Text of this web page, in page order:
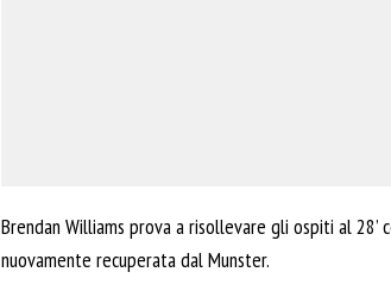
Brendan Williams prova a risollevare gli ospiti al 28’
nuovamente recuperata dal Munster.